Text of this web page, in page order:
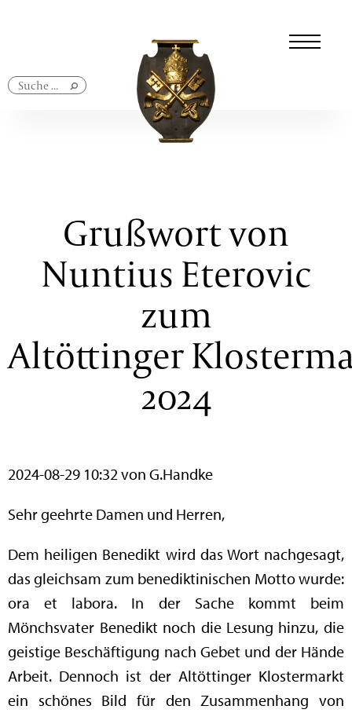
Grußwort von
Nuntius Eterovic
zum
Altöttinger
2024
2024-08-29 10:32 von G.Handke
Sehr geehrte Damen und Herren,
Dem heiligen Benedikt wird das Wort nachgesagt,
das gleichsam zum benediktinischen Motto wurde:
ora et labora. In der Sache kommt beim
Mönchsvater Benedikt noch die Lesung hinzu, die
geistige Beschäftigung nach Gebet und der Hände
Arbeit. Dennoch ist der Altöttinger Klostermarkt
ein schönes Bild für den Zusammenhang von